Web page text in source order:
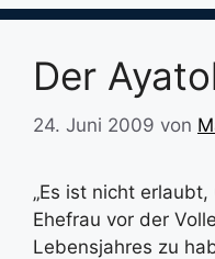
Der
24. Juni 2009 von
„Es ist nicht
Ehefrau vor der
Lebensjahres zu